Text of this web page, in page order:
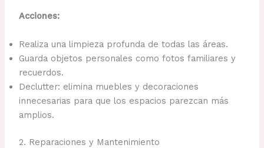
Acciones:
Realiza una limpieza profunda de todas las áreas.
Guarda objetos personales como fotos familiares y
recuerdos.
Declutter: elimina muebles y decoraciones
innecesarias para que los espacios parezcan más
amplios.
2. Reparaciones y Mantenimiento